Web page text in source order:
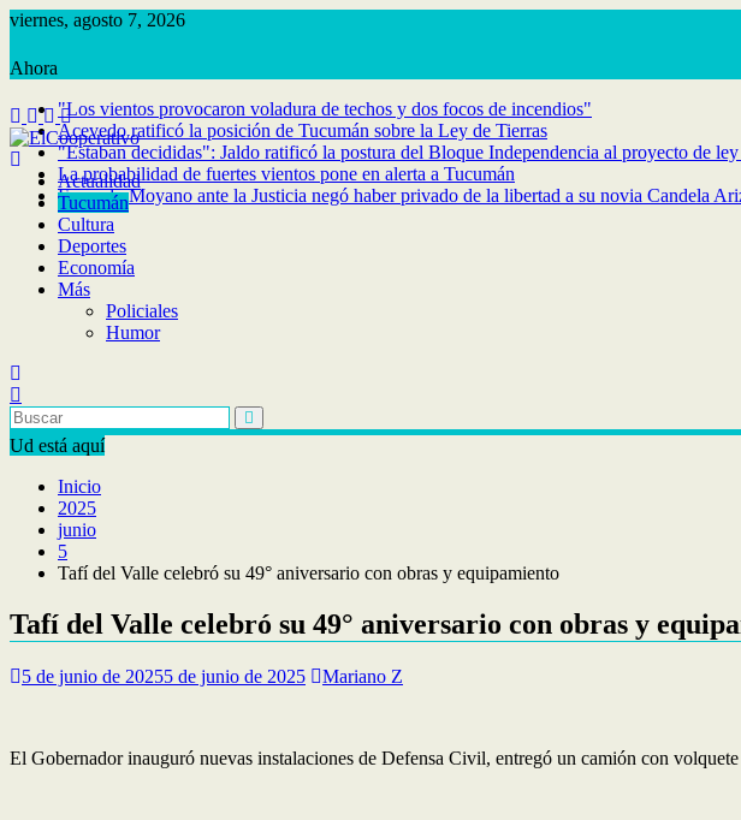
Saltar
contenido
viernes, agosto 7, 2026
"Los vientos provocaron voladura de techos y dos focos de incendios"
Acevedo ratificó la posición de Tucumán sobre la Ley de Tierras
"Estaban decididas": Jaldo ratificó la postura del Bloque Independencia al proyecto de
La probabilidad de fuertes vientos pone en alerta a Tucumán
Facundo Moyano ante la Justicia negó haber privado de la libertad a su novia Candela
Actualidad
Tucumán
Cultura
Deportes
Economía
Más
Policiales
Humor
Ud está aquí
Inicio
2025
junio
5
Tafí del Valle celebró su 49° aniversario con obras y equipamiento
Tafí del Valle celebró su 49° aniversario con obras y
5 de junio de 20255 de junio de 2025 Mariano Z
El Gobernador inauguró nuevas instalaciones de Defensa Civil, entregó un camión con